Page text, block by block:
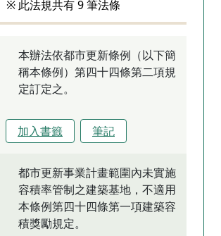
※ 此法規共有 9 筆法條
本辦法依都市更新條例（以下簡
稱本條例）第四十四條第二項規
定訂定之。
加入書籤 筆記
都市更新事業計畫範圍內未實施
容積率管制之建築基地，不適用
本條例第四十四條第一項建築容
積獎勵規定。